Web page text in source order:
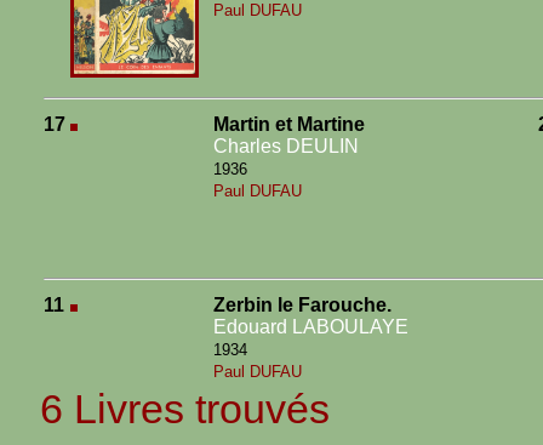
Paul DUFAU
17
Martin et Martine
Charles DEULIN
1936
Paul DUFAU
11
Zerbin le Farouche.
Edouard LABOULAYE
1934
Paul DUFAU
6 Livres trouvés